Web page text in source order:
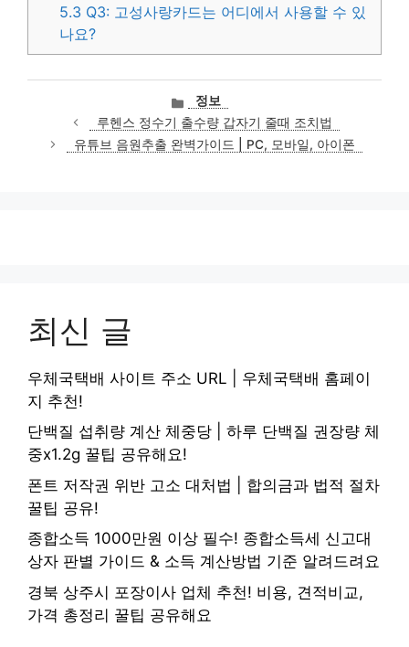
5.3 Q3: 고성사랑카드는 어디에서 사용할 수 있
나요?
카
테
고
리
정보
루헨스 정수기 출수량 갑자기 줄때 조치법
유튜브 음원추출 완벽가이드 | PC, 모바일, 아이폰
최신 글
우체국택배 사이트 주소 URL | 우체국택배 홈페이
지 추천!
단백질 섭취량 계산 체중당 | 하루 단백질 권장량 체
중x1.2g 꿀팁 공유해요!
폰트 저작권 위반 고소 대처법 | 합의금과 법적 절차
꿀팁 공유!
종합소득 1000만원 이상 필수! 종합소득세 신고대
상자 판별 가이드 & 소득 계산방법 기준 알려드려요
경북 상주시 포장이사 업체 추천! 비용, 견적비교,
가격 총정리 꿀팁 공유해요